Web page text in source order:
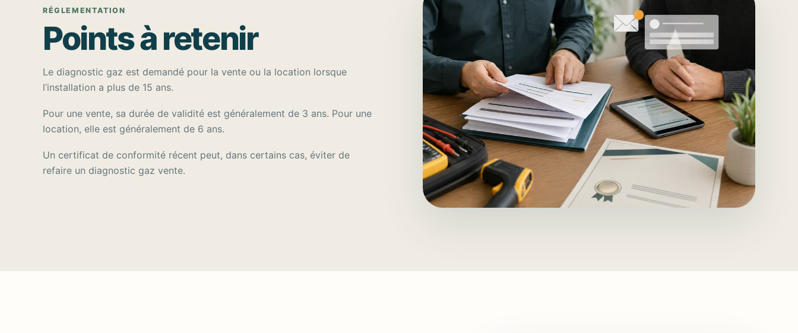
RÉGLEMENTATION
Points à retenir
Le diagnostic gaz est demandé pour la vente ou la location lorsque
l’installation a plus de 15 ans.
Pour une vente, sa durée de validité est généralement de 3 ans. Pour une
location, elle est généralement de 6 ans.
Un certificat de conformité récent peut, dans certains cas, éviter de
refaire un diagnostic gaz vente.